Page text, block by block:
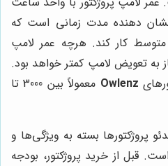
دهنده مدت زمانی است که
کار کند. هرچه عمر لامپ
به تعویض لامپ کمتر خواهد بود.
Owlenz
معمولاً بین 3000 تا
پروژکتورها بسته به ویژگی‌ها و
قبل از خرید پروژکتور، بودجه